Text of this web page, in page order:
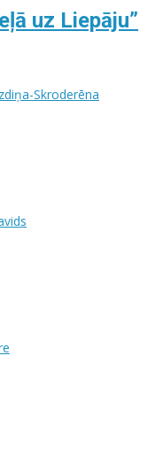
uz Liepāju”
Skroderēna